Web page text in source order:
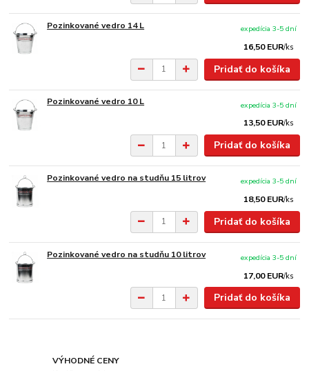
Pozinkované vedro 14 L
16,50 EUR/ks
expedícia 3-5 dní
Pridať do košíka
Pozinkované vedro 10 L
13,50 EUR/ks
expedícia 3-5 dní
Pridať do košíka
Pozinkované vedro na studňu 15 litrov
18,50 EUR/ks
expedícia 3-5 dní
Pridať do košíka
Pozinkované vedro na studňu 10 litrov
17,00 EUR/ks
expedícia 3-5 dní
Pridať do košíka
VÝHODNÉ CENY